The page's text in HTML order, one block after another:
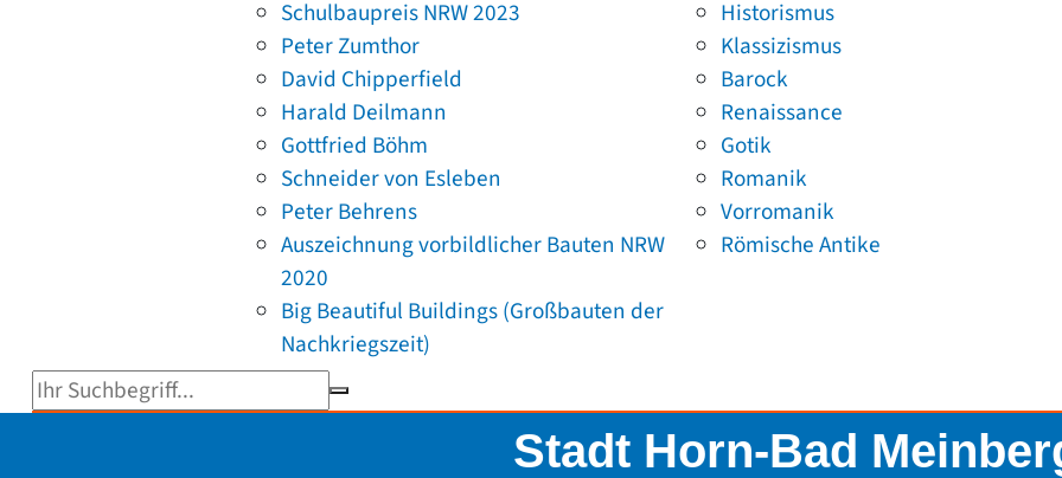
Schulbaupreis NRW 2023
Peter Zumthor
David Chipperfield
Harald Deilmann
Gottfried Böhm
Schneider von Esleben
Peter Behrens
Auszeichnung vorbildlicher Bauten NRW
2020
Big Beautiful Buildings (Großbauten der
Nachkriegszeit)
Historismus
Klassizismus
Barock
Renaissance
Gotik
Romanik
Vorromanik
Römische Antike
Suchbegriff eingeben
Stadt Horn-Bad